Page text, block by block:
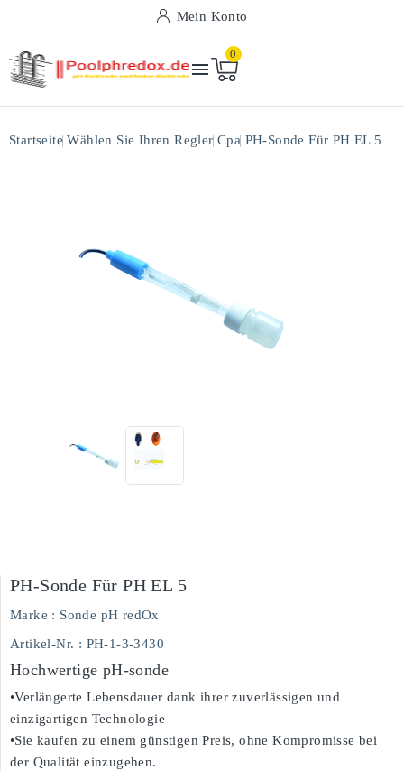
Mein Konto

0
Startseite Wählen Sie Ihren Regler Cpa PH-Sonde Für PH EL 5
PH-Sonde Für PH EL 5
Marke : Sonde pH redOx
Artikel-Nr. : PH-1-3-3430
Hochwertige pH-sonde
•Verlängerte Lebensdauer dank ihrer zuverlässigen und
einzigartigen Technologie
•Sie kaufen zu einem günstigen Preis, ohne Kompromisse bei
der Qualität einzugehen.